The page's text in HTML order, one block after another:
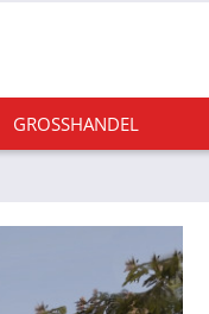
GROSSHANDEL